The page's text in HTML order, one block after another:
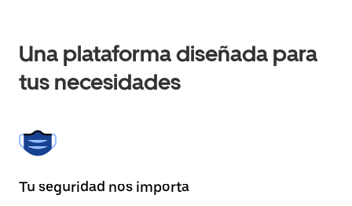
Una plataforma diseñada para
tus necesidades
Tu seguridad nos importa